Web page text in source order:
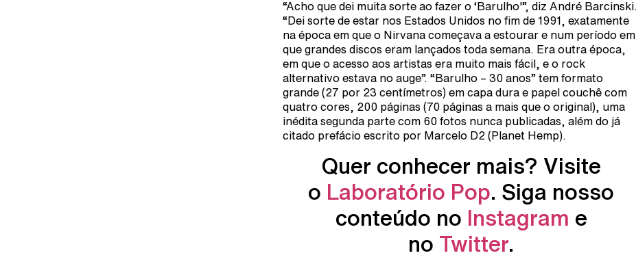
“Acho que dei muita sorte ao fazer o ‘Barulho'”, diz André Barcinski.
“Dei sorte de estar nos Estados Unidos no fim de 1991, exatamente
na época em que o Nirvana começava a estourar e num período em
que grandes discos eram lançados toda semana. Era outra época,
em que o acesso aos artistas era muito mais fácil, e o rock
alternativo estava no auge”. “Barulho – 30 anos” tem formato
grande (27 por 23 centímetros) em capa dura e papel couchê com
quatro cores, 200 páginas (70 páginas a mais que o original), uma
inédita segunda parte com 60 fotos nunca publicadas, além do já
citado prefácio escrito por Marcelo D2 (Planet Hemp).
Quer conhecer mais? Visite
o Laboratório Pop. Siga nosso
conteúdo no Instagram e
no Twitter.